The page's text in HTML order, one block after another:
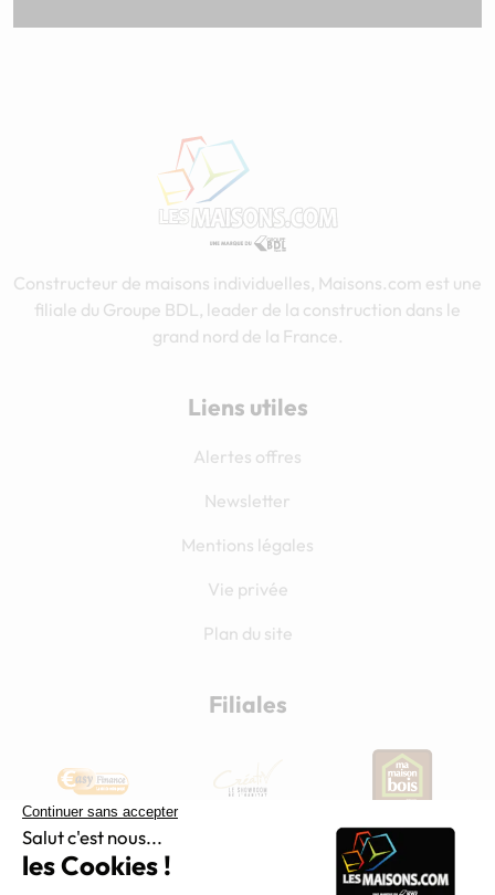
Constructeur de maisons individuelles, Maisons.com est une
filiale du Groupe BDL, leader de la construction dans le
grand nord de la France.
Liens utiles
Alertes offres
Newsletter
Mentions légales
Vie privée
Plan du site
Filiales
Chargement...